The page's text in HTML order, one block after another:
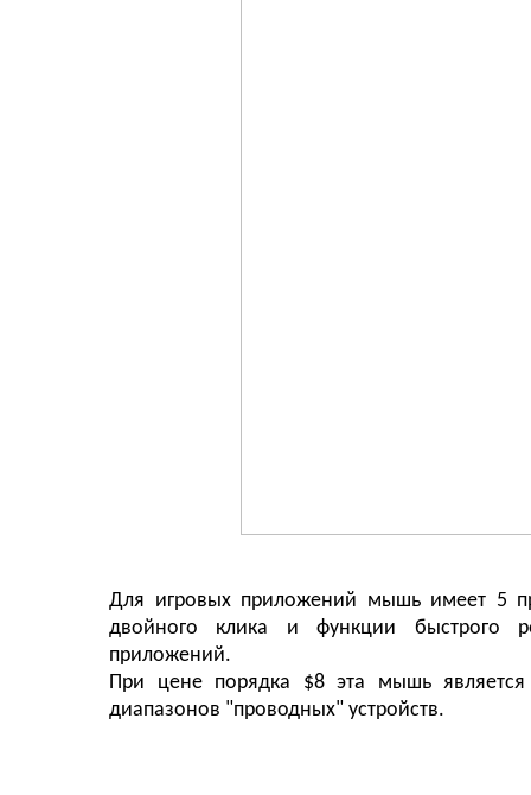
Для игровых приложений мышь имеет 5
двойного клика и функции быстрого
приложений.
При цене порядка $8 эта мышь
диапазонов "проводных" устройств.